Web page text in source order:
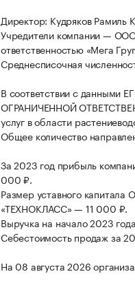
Директор: Кудряков Рамиль
Учредители компании —
ответственностью «Мега
Среднесписочная
В соответствии с данными
ОГРАНИЧЕННОЙ
услуг в области
Общее количество
За 2023 год прибыль
000 ₽.
Размер уставного
«ТЕХНОКЛАСС» — 11 000 ₽.
Выручка на начало 2023
Себестоимость продаж за
На 08 августа 2026